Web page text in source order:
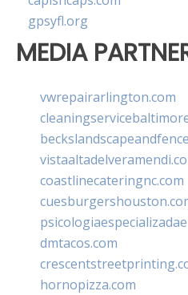
gpsyfl.org
MEDIA
vwrepairarlington.com
coastlinecateringnc.com
dmtacos.com
hornopizza.com